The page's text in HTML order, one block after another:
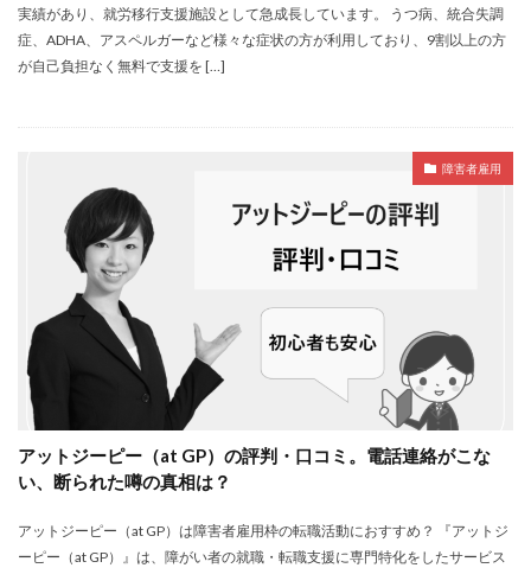
実績があり、就労移行支援施設として急成長しています。 うつ病、統合失調
症、ADHA、アスペルガーなど様々な症状の方が利用しており、9割以上の方
が自己負担なく無料で支援を […]
障害者雇用
アットジーピー（at GP）の評判・口コミ。電話連絡がこな
い、断られた噂の真相は？
アットジーピー（at GP）は障害者雇用枠の転職活動におすすめ？ 『アットジ
ーピー（at GP）』は、障がい者の就職・転職支援に専門特化をしたサービス